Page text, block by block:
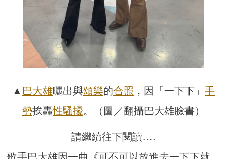
▲ 巴大雄曬出與頌樂的合照 ，因「一下下」 手
勢挨轟性騷擾。（圖／翻攝巴大雄臉書）
請繼續往下閱讀….